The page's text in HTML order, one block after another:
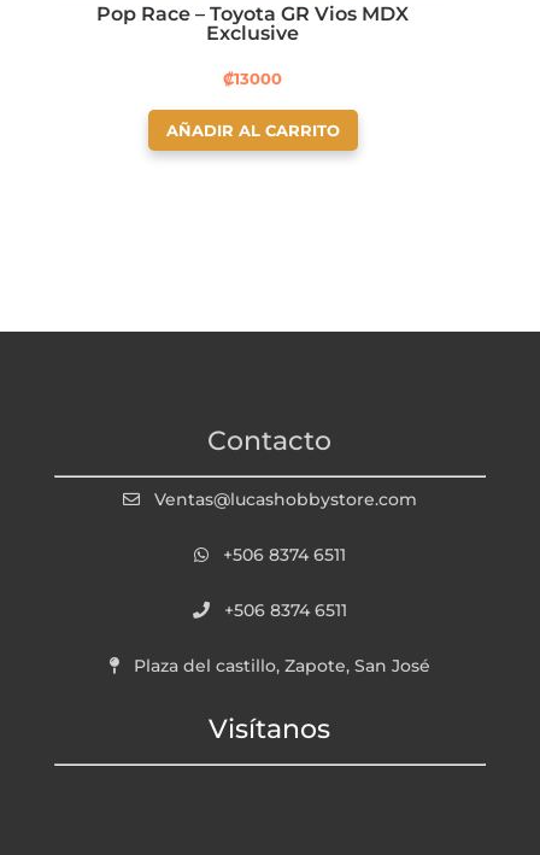
Pop Race – Toyota GR Vios MDX
Exclusive
₡13000
AÑADIR AL CARRITO
Contacto
Ventas@lucashobbystore.com
+506 8374 6511
+506 8374 6511
Plaza del castillo, Zapote, San José
Visítanos